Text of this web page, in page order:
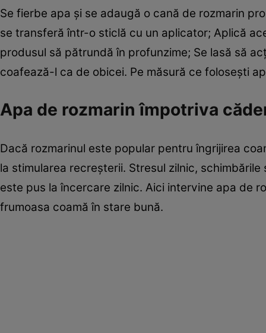
Se fierbe apa și se adaugă o cană de rozmarin
se transferă într-o sticlă cu un aplicator; Aplică
produsul să pătrundă în profunzime; Se lasă să
coafează-l ca de obicei. Pe măsură ce folosești
Apa de rozmarin împotriva
Dacă rozmarinul este popular pentru îngrijirea
la stimularea recreșterii. Stresul zilnic,
este pus la încercare zilnic. Aici intervine apa de
frumoasa coamă în stare bună.